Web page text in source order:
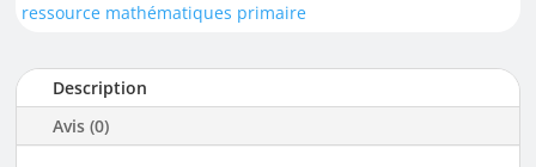
ressource mathématiques primaire
Description
Avis (0)